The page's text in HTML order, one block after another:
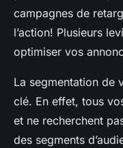
campagnes de
l’action! Plusieurs
optimiser vos
La segmentation de
clé. En effet, tous
et ne recherchent
des segments